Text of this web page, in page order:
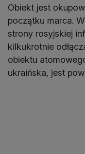
Obiekt jest
początku marca.
strony rosyjskiej
kilkukrotnie
obiektu
ukraińska, jest